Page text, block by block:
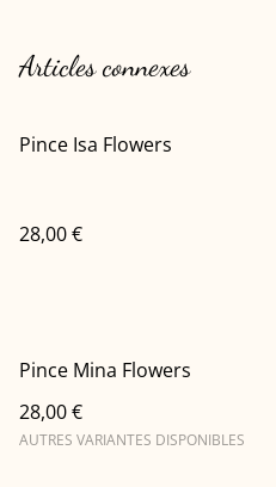
Articles connexes
Pince Isa Flowers
28,00 €
Pince Mina Flowers
28,00 €
AUTRES VARIANTES DISPONIBLES